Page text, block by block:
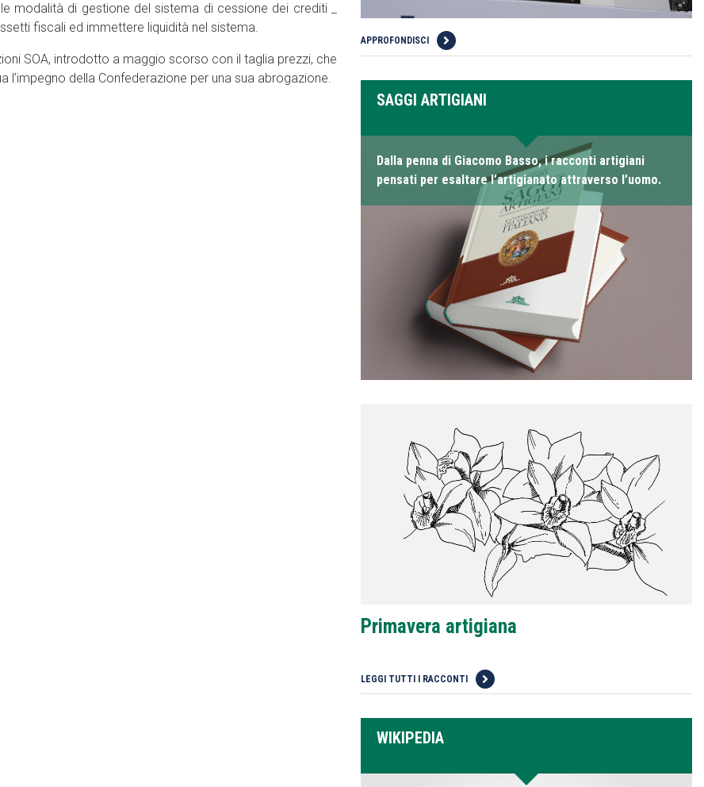
modalità di gestione del sistema di cessione dei crediti _
fiscali ed immettere liquidità nel sistema.
SOA, introdotto a maggio scorso con il taglia prezzi, che
della Confederazione per una sua abrogazione.
APPROFONDISCI
SAGGI ARTIGIANI
Dalla penna di Giacomo Basso, i racconti artigiani
pensati per esaltare l’artigianato attraverso l’uomo.
Primavera artigiana
LEGGI TUTTI I RACCONTI
WIKIPEDIA